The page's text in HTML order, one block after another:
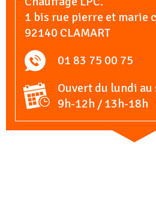
1 bis rue pierre et marie
92140 CLAMART
01 83 75 00 75
Ouvert du lundi au
9h-12h / 13h-18h